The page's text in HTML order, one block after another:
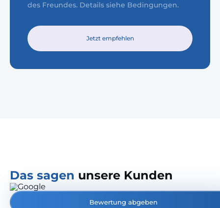
des Freundes. Details siehe Bedingungen.
Jetzt empfehlen
Das sagen unsere Kunden
Bewertung abgeben